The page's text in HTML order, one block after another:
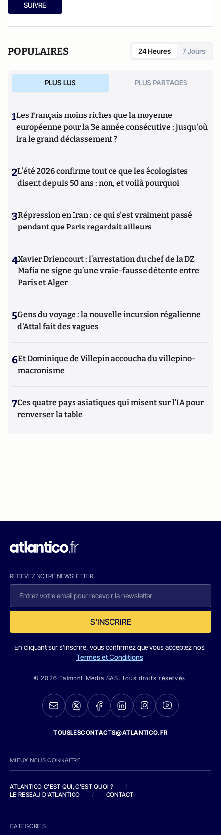
SUIVRE
POPULAIRES 24 Heures 7 Jours
PLUS LUS PLUS PARTAGES
1Les Français moins riches que la moyenne
européenne pour la 3e année consécutive : jusqu'où
ira le grand déclassement ?
2L’été 2026 confirme tout ce que les écologistes
disent depuis 50 ans : non, et voilà pourquoi
3Répression en Iran : ce qui s'est vraiment passé
pendant que Paris regardait ailleurs
4Xavier Driencourt : l’arrestation du chef de la DZ
Mafia ne signe qu’une vraie-fausse détente entre
Paris et Alger
5Gens du voyage : la nouvelle incursion régalienne
d'Attal fait des vagues
6Et Dominique de Villepin accoucha du villepino-
macronisme
7Ces quatre pays asiatiques qui misent sur l’IA pour
renverser la table
RECEVEZ NOTRE NEWSLETTER
S'INSCRIRE
En cliquant sur s'inscrire, vous confirmez que vous acceptez nos
Termes et Conditions
© 2026 Talmont Media SAS. tous droits réservés.
TOUSLESCONTACTS@ATLANTICO.FR
MIEUX NOUS CONNAITRE
ATLANTICO C'EST QUI, C'EST QUOI ?
/
LE RESEAU D'ATLANTICO
/ CONTACT
CATEGORIES